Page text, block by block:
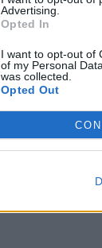
Advertising.
Opted In
I want to opt-out of
of my Personal
was collected.
Opted Out